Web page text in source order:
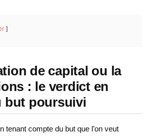
de capital ou la
: le verdict en
but poursuivi
tenant compte du but que l’on veut